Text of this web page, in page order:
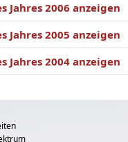
Jahres 2006 anzeigen
Jahres 2005 anzeigen
Jahres 2004 anzeigen